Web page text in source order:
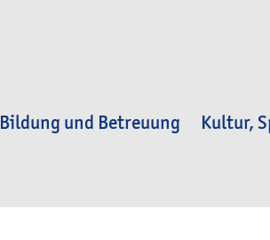
Bildung und Betreuung Kultur,